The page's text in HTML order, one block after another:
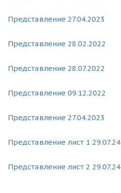
Представление 27.04.2023
Представление 28.02.2022
Представление 28.07.2022
Представление 09.12.2022
Представление 27.04.2023
Представление лист 1 29.07.24
Представление лист 2 29.07.24